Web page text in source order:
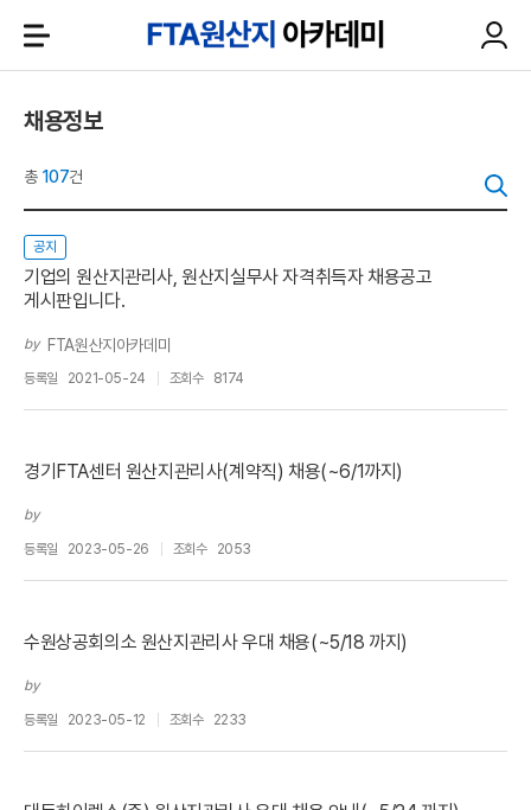
채용정보
총 107건
공지
기업의 원산지관리사, 원산지실무사 자격취득자 채용공고
게시판입니다.
by FTA원산지아카데미
등록일 2021-05-24 조회수 8174
경기FTA센터 원산지관리사(계약직) 채용(~6/1까지)
by
등록일 2023-05-26 조회수 2053
수원상공회의소 원산지관리사 우대 채용(~5/18 까지)
by
등록일 2023-05-12 조회수 2233